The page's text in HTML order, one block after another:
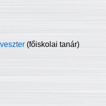
(főiskolai tanár)